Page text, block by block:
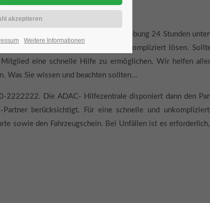
in Berlin und nördlicher Umgebung 24 Stunden
die aktuellen Pannenprobleme unkompliziert lösen.
eine schnelle Hilfe zu ermöglichen. Wir helfen
Was Sie wissen und beachten sollten...
Die ADAC- Hilfezentrale disponiert dann den
berücksichtigt. Für eine schnelle und
sowie den Fahrzeugschein. Bei Unfällen ist es
Weitere Informationen